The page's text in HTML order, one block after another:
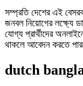
সম্প্রতি দেশের এই
জনবল নিয়োগের লক্ষ্যে
যোগ্য প্রার্থীদের
থাকলে আবেদন করতে
dutch